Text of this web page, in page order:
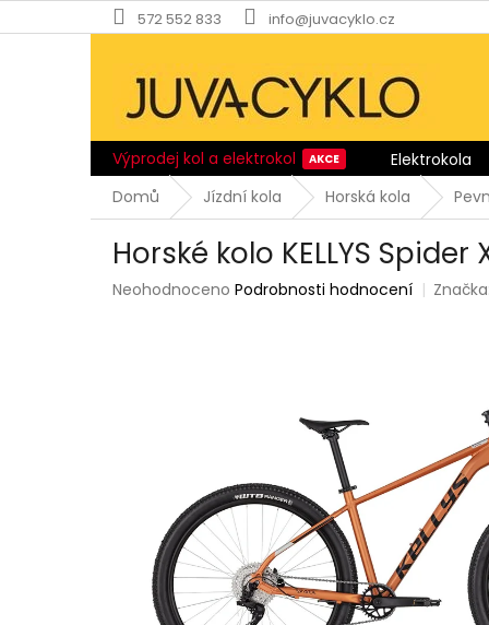
na
572 552 833 info@juvacyklo.cz
Výprodej kol a elektrokol
Elektrokola
Domů
Jízdní kola Horská kola
Horské kolo KELLYS
Průměrné
Neohodnoceno Podrobnosti hodnocení